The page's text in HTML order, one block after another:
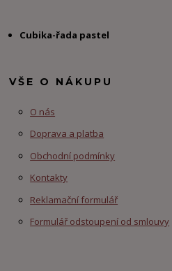
Cubika-řada pastel
VŠE O NÁKUPU
O nás
Doprava a platba
Obchodní podmínky
Kontakty
Reklamační formulář
Formulář odstoupení od smlouvy